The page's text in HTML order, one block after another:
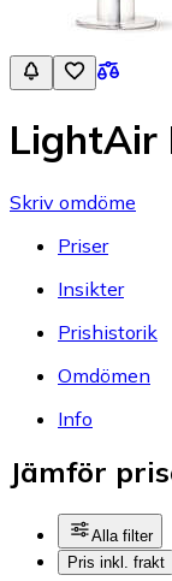
LightAir
Skriv omdöme
Priser
Insikter
Prishistorik
Omdömen
Info
Jämför
Alla filter
Pris inkl. frakt